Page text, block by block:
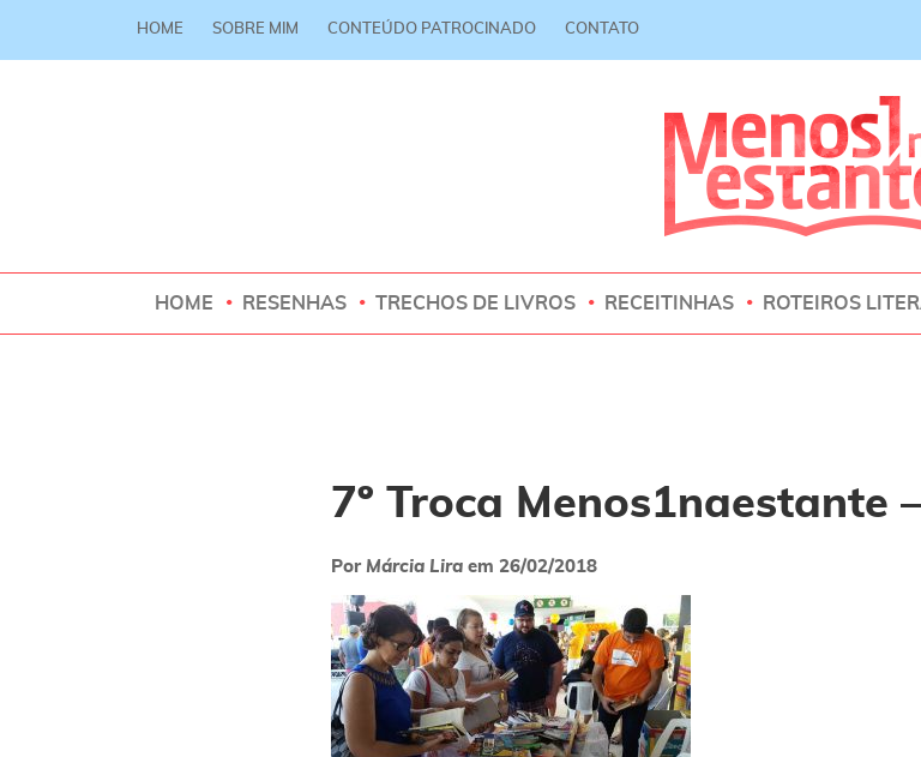
HOME SOBRE MIM CONTEÚDO PATROCINADO CONTATO
HOME RESENHAS TRECHOS DE LIVROS RECEITINHAS ROTEIROS
7º Troca Menos1naestante
Por Márcia Lira em26/02/2018